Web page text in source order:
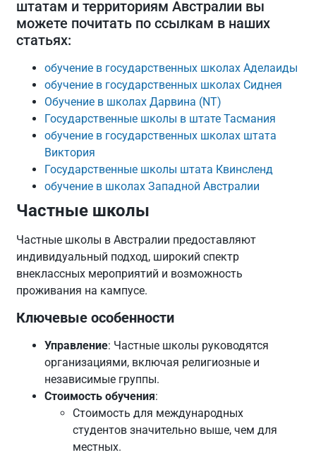
штатам и территориям Австралии вы
можете почитать по ссылкам в наших
статьях:
обучение в государственных школах Аделаиды
обучение в государственных школах Сиднея
Обучение в школах Дарвина (NT)
Государственные школы в штате Тасмания
обучение в государственных школах штата
Виктория
Государственные школы штата Квинсленд
обучение в школах Западной Австралии
Частные школы
Частные школы в Австралии предоставляют
индивидуальный подход, широкий спектр
внеклассных мероприятий и возможность
проживания на кампусе.
Ключевые особенности
Управление: Частные школы руководятся
организациями, включая религиозные и
независимые группы.
Стоимость обучения:
Стоимость для международных
студентов значительно выше, чем для
местных.